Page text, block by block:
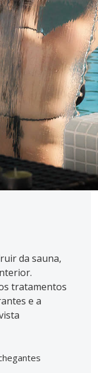
da sauna,
tratamentos
e a